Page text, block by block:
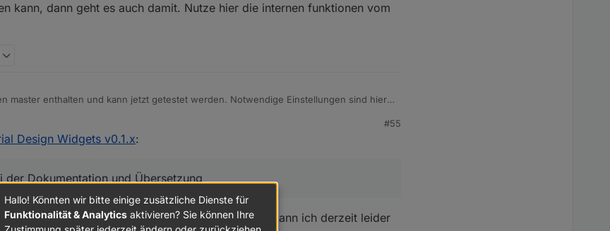
kann, dann geht es auch damit. Nutze hier die internen funktionen vom
master enthalten und kann jetzt getestet werden. Notwendige Einstellungen sind hier
materialdesign#line-history-chart
#55
Design Widgets v0.1.x:
Dokumentation und Übersetzung
habe aber noch nichts selbst umgesetzt, daher kann ich derzeit leider
Hallo! Könnten wir bitte einige zusätzliche Dienste für
Funktionalität & Analytics aktivieren? Sie können Ihre